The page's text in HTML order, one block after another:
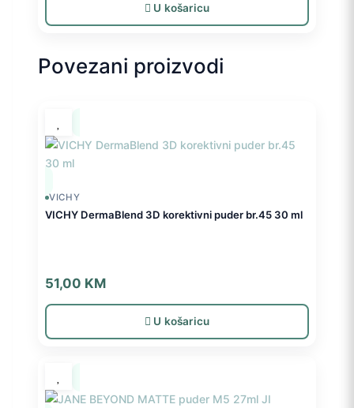
U košaricu
Povezani proizvodi
VICHY
VICHY DermaBlend 3D korektivni puder br.45 30 ml
51,00 KM
U košaricu